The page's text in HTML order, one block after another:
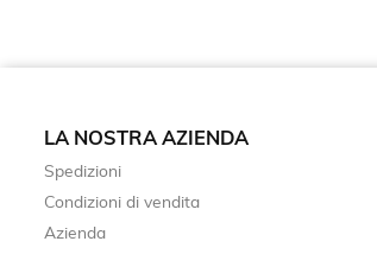
LA NOSTRA AZIENDA
Spedizioni
Condizioni di vendita
Azienda